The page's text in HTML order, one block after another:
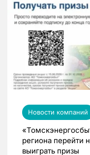
Новости компаний
региона перейти
выиграть призы